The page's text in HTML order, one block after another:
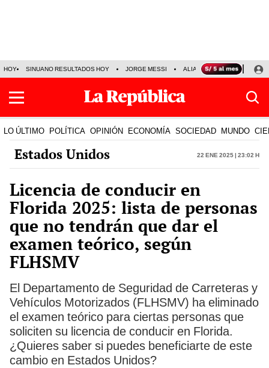
HOY SINUANO RESULTADOS HOY JORGE MESSI ALIANZA LIMA VS SPORT
LO ÚLTIMO POLÍTICA OPINIÓN ECONOMÍA SOCIEDAD MUNDO
Estados Unidos 22 Ene 2025 | 23:02 h
Licencia de conducir en
Florida 2025: lista de personas
que no tendrán que dar el
examen teórico, según
FLHSMV
El Departamento de Seguridad de Carreteras y
Vehículos Motorizados (FLHSMV) ha eliminado
el examen teórico para ciertas personas que
soliciten su licencia de conducir en Florida.
¿Quieres saber si puedes beneficiarte de este
cambio en Estados Unidos?